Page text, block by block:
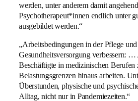
werden, unter anderem damit
Psychotherapeut*innen endlich unter
ausgebildet werden.“
„Arbeitsbedingungen in der Pflege
Gesundheitsversorgung verbessern:
Beschäftigte in medizinischen Berufen
Belastungsgrenzen hinaus arbeiten.
Überstunden, physische und
Alltag, nicht nur in Pandemiezeiten.“